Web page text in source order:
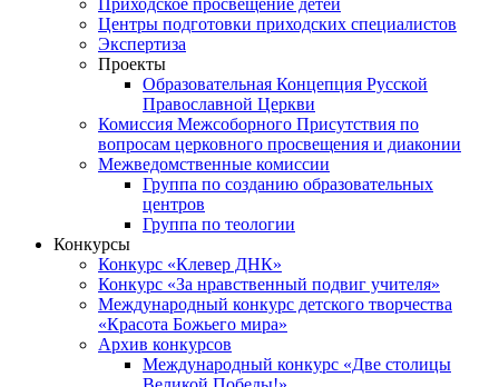
Приходское просвещение детей
Центры подготовки приходских специалистов
Экспертиза
Проекты
Образовательная Концепция Русской
Православной Церкви
Комиссия Межсоборного Присутствия по
вопросам церковного просвещения и диаконии
Межведомственные комиссии
Группа по созданию образовательных
центров
Группа по теологии
Конкурсы
Конкурс «Клевер ДНК»
Конкурс «За нравственный подвиг учителя»
Международный конкурс детского творчества
«Красота Божьего мира»
Архив конкурсов
Международный конкурс «Две столицы